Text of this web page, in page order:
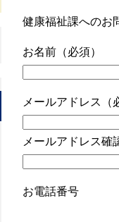
健康福祉課へのお
お名前（必
メールアドレス（
メールアドレ
お電話番